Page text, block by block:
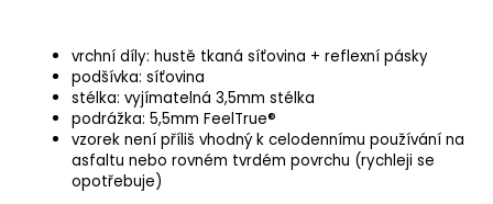
vrchní díly: hustě tkaná síťovina + reflexní pásky
podšívka: síťovina
stélka: vyjímatelná 3,5mm stélka
podrážka: 5,5mm FeelTrue®
vzorek není příliš vhodný k celodennímu používání na
asfaltu nebo rovném tvrdém povrchu (rychleji se
opotřebuje)